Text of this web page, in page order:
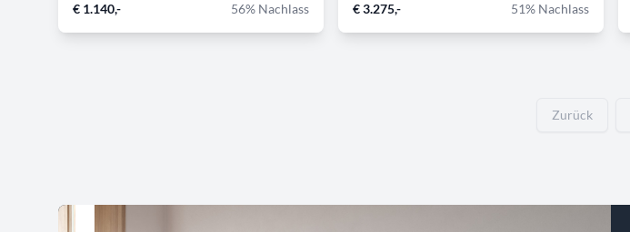
€ 1.140,- 56% Nachlass € 3.275,- 51% Nachlass
Zurück